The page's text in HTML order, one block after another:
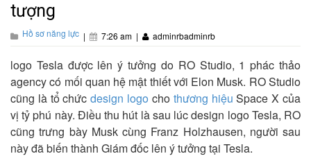
tượng
Hồ sơ năng lực | 7:26 am | adminrbadminrb
logo Tesla được lên ý tưởng do RO Studio, 1 phác thảo
agency có mối quan hệ mật thiết với Elon Musk. RO Studio
cũng là tổ chứcdesign logo cho thương hiệu Space X của
vị tỷ phú này. Điều thu hút là sau lúc design logo Tesla, RO
cũng trưng bày Musk cùng Franz Holzhausen, người sau
này đã biến thành Giám đốc lên ý tưởng tại Tesla.